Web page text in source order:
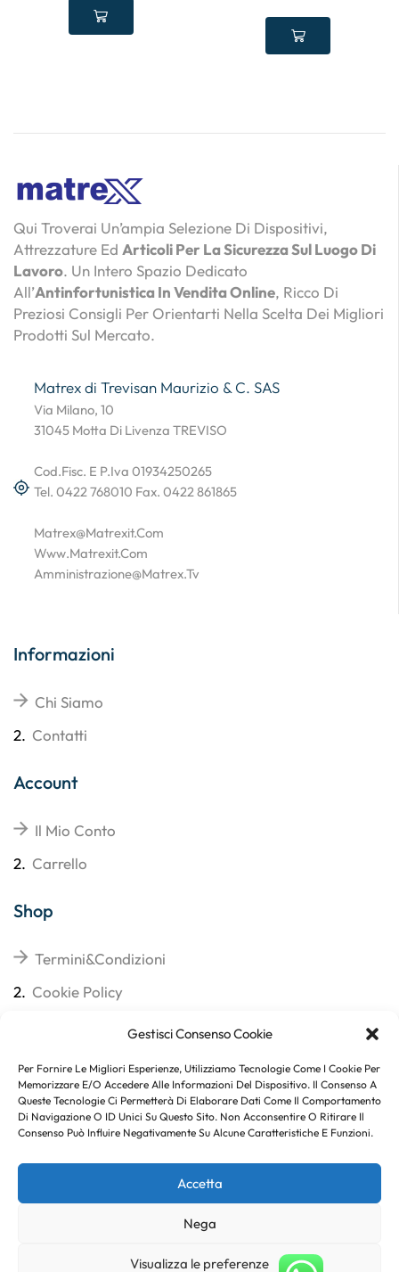
Gestisci Consenso Cookie
Per Fornire Le Migliori Esperienze, Utilizziamo Tecnologie Come I Cookie Per
Memorizzare E/o Accedere Alle Informazioni Del Dispositivo. Il Consenso A
Queste Tecnologie Ci Permetterà Di Elaborare Dati Come Il Comportamento
Di Navigazione O ID Unici Su Questo Sito. Non Acconsentire O Ritirare Il
Consenso Può Influire Negativamente Su Alcune Caratteristiche E Funzioni.
Accetta
Nega
Visualizza le preferenze
Qui Troverai Un’ampia Selezione Di Dispositivi,
Attrezzature Ed Articoli Per La Sicurezza Sul Luogo Di
Lavoro. Un Intero Spazio Dedicato
All’Antinfortunistica In Vendita Online, Ricco Di
Preziosi Consigli Per Orientarti Nella Scelta Dei Migliori
Prodotti Sul Mercato.
Matrex di Trevisan Maurizio & C. SAS
Via Milano, 10
31045 Motta Di Livenza TREVISO
Cod.Fisc. E P.Iva 01934250265
Tel. 0422 768010 Fax. 0422 861865
Matrex@matrexit.com
Www.matrexit.com
Amministrazione@matrex.tv
Informazioni
Chi Siamo
2. Contatti
Account
Il Mio Conto
2. Carrello
Shop
Termini&Condizioni
2. Cookie Policy